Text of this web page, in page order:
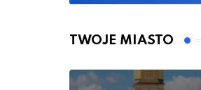
TWOJE MIASTO